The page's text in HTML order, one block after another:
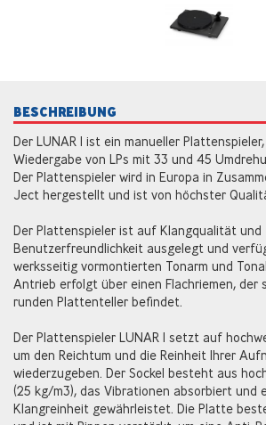
BESCHREIBUNG
Der LUNAR 1 ist ein manueller
Wiedergabe von LPs mit 33 und 45
Der Plattenspieler wird in Europa in
Ject hergestellt und ist von höchster
Der Plattenspieler ist auf Klangqualität und
Benutzerfreundlichkeit ausgelegt und
werksseitig vormontierten Tonarm und
Antrieb erfolgt über einen Flachriemen, der
runden Plattenteller befindet.
Der Plattenspieler LUNAR 1 setzt auf
um den Reichtum und die Reinheit Ihrer
wiederzugeben. Der Sockel besteht aus
(25 kg/m3), das Vibrationen absorbiert und
Klangreinheit gewährleistet. Die Platte